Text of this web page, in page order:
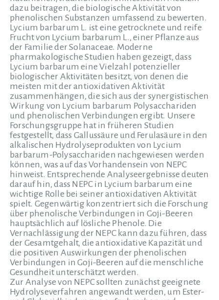
dazu beitragen, die biologische Aktivität von
phenolischen Substanzen umfassend zu bewerten.
Lycium barbarum L. ist eine getrocknete und reife
Frucht von Lycium barbarum L., einer Pflanze aus
der Familie der Solanaceae. Moderne
pharmakologische Studien haben gezeigt, dass
Lycium barbarum eine Vielzahl potenzieller
biologischer Aktivitäten besitzt, von denen die
meisten mit der antioxidativen Aktivität
zusammenhängen, die sich aus der synergistischen
Wirkung von Lycium barbarum Polysacchariden
und phenolischen Verbindungen ergibt. Unsere
Forschungsgruppe hat in früheren Studien
festgestellt, dass Gallussäure und Ferulasäure in den
alkalischen Hydrolyseprodukten von Lycium
barbarum-Polysacchariden nachgewiesen werden
können, was auf das Vorhandensein von NEPC
hinweist. Entsprechende Analyseergebnisse deuten
darauf hin, dass NEPC in Lycium barbarum eine
wichtige Rolle bei seiner antioxidativen Aktivität
spielt. Gegenwärtig konzentriert sich die Forschung
über phenolische Verbindungen in Goji-Beeren
hauptsächlich auf lösliche Phenole. Die
Vernachlässigung der NEPC kann dazu führen, dass
der Gesamtgehalt, die antioxidative Kapazität und
die positiven Auswirkungen der phenolischen
Verbindungen in Goji-Beeren auf die menschliche
Gesundheit unterschätzt werden.
Zur Analyse von NEPC sollten zunächst geeignete
Hydrolyseverfahren angewandt werden, um Ester-